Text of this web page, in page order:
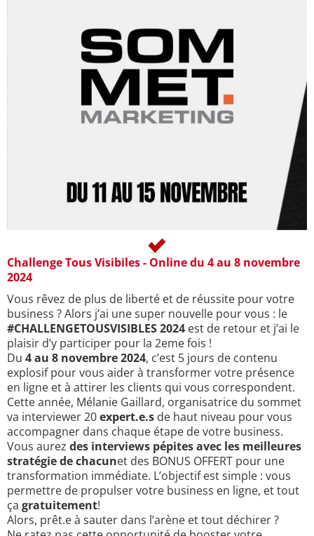
Challenge Tous Visibiles - Online du 4 au 8 novembre
2024
Vous rêvez de plus de liberté et de réussite pour votre
business ? Alors j’ai une super nouvelle pour vous : le
#CHALLENGETOUSVISIBLES 2024 est de retour et j’ai le
plaisir d’y participer pour la 2eme fois !
Du 4 au 8 novembre 2024, c’est 5 jours de contenu
explosif pour vous aider à transformer votre présence
en ligne et à attirer les clients qui vous correspondent.
Cette année, Mélanie Gaillard, organisatrice du sommet
va interviewer 20expert.e.s de haut niveau pour vous
accompagner dans chaque étape de votre business.
Vous aurez des interviews pépites avec les meilleures
stratégie de chacunet des BONUS OFFERT pour une
transformation immédiate. L’objectif est simple : vous
permettre de propulser votre business en ligne, et tout
ça gratuitement!
Alors, prêt.e à sauter dans l’arène et tout déchirer ?